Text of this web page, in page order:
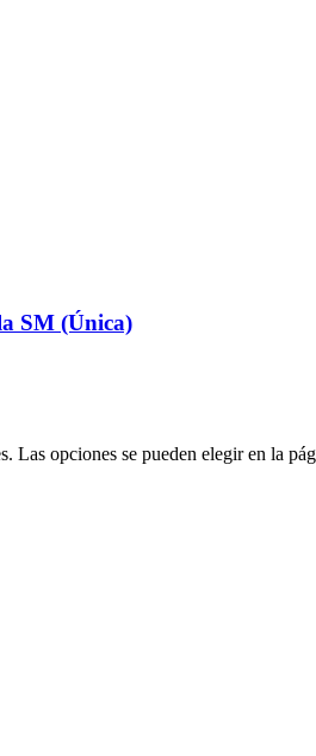
SM (Única)
Las opciones se pueden elegir en la